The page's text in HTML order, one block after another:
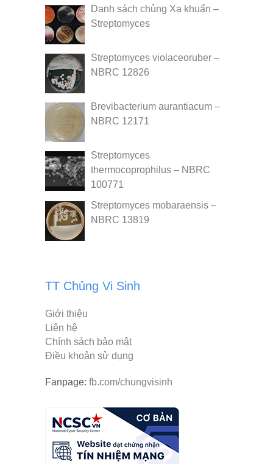
Danh sách chủng Xạ khuẩn –
Streptomyces
Streptomyces violaceoruber –
NBRC 12826
Brevibacterium aurantiacum –
NBRC 12171
Streptomyces
thermocoprophilus – NBRC
100771
Streptomyces mobaraensis –
NBRC 13819
TT Chủng Vi Sinh
Giới thiệu
Liên hệ
Chính sách bảo mật
Điều khoản sử dụng
Fanpage: fb.com/chungvisinh